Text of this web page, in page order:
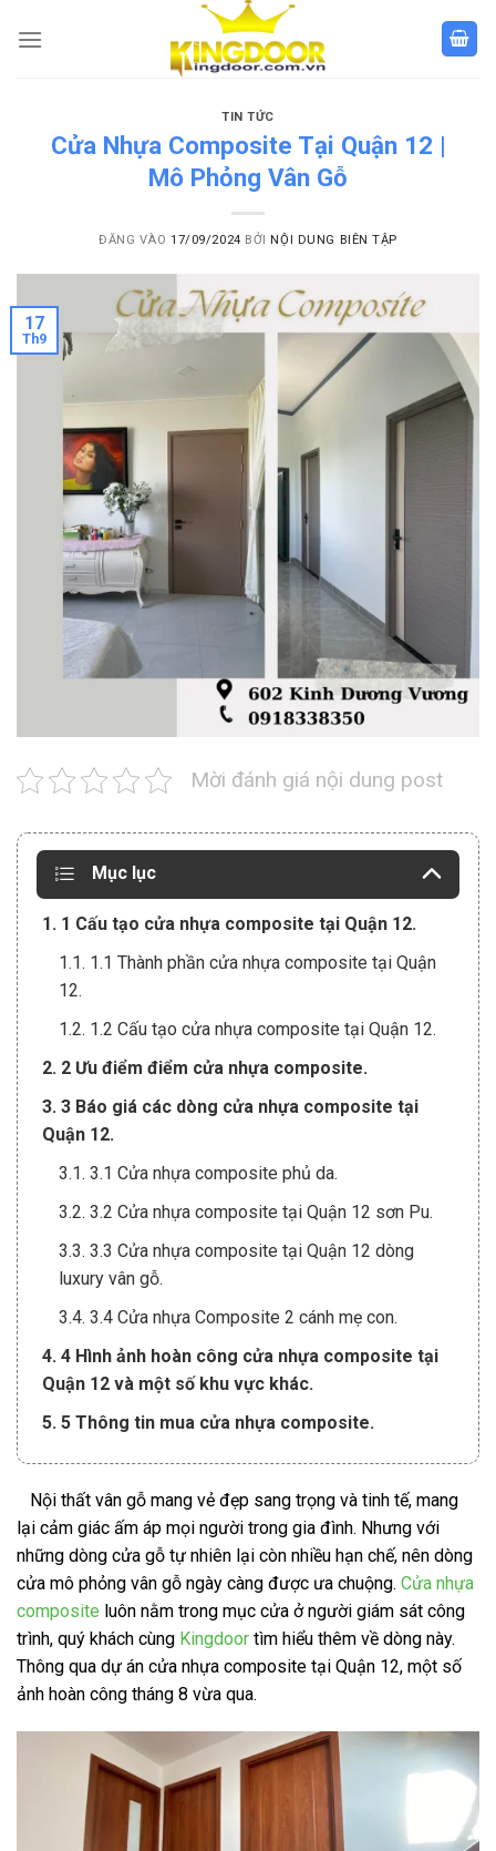
qua
TIN TỨC
Cửa Nhựa Composite Tại Quận 12 |
Mô Phỏng Vân Gỗ
ĐĂNG VÀO17/09/2024 BỞI NỘI DUNG BIÊN TẬP
17
Th9
Mời đánh giá nội dung post
Mục lục
1. 1 Cấu tạo cửa nhựa composite tại Quận 12.
1.1. 1.1 Thành phần cửa nhựa composite tại Quận
12.
1.2. 1.2 Cấu tạo cửa nhựa composite tại Quận 12.
2. 2 Ưu điểm điểm cửa nhựa composite.
3. 3 Báo giá các dòng cửa nhựa composite tại
Quận 12.
3.1. 3.1 Cửa nhựa composite phủ da.
3.2. 3.2 Cửa nhựa composite tại Quận 12 sơn Pu.
3.3. 3.3 Cửa nhựa composite tại Quận 12 dòng
luxury vân gỗ.
3.4. 3.4 Cửa nhựa Composite 2 cánh mẹ con.
4. 4 Hình ảnh hoàn công cửa nhựa composite tại
Quận 12 và một số khu vực khác.
5. 5 Thông tin mua cửa nhựa composite.
Nội thất vân gỗ mang vẻ đẹp sang trọng và tinh tế, mang
lại cảm giác ấm áp mọi người trong gia đình. Nhưng với
những dòng cửa gỗ tự nhiên lại còn nhiều hạn chế, nên dòng
cửa mô phỏng vân gỗ ngày càng được ưa chuộng. Cửa nhựa
composite luôn nằm trong mục cửa ở người giám sát công
trình, quý khách cùng Kingdoor tìm hiểu thêm về dòng này.
Thông qua dự án cửa nhựa composite tại Quận 12, một số
ảnh hoàn công tháng 8 vừa qua.